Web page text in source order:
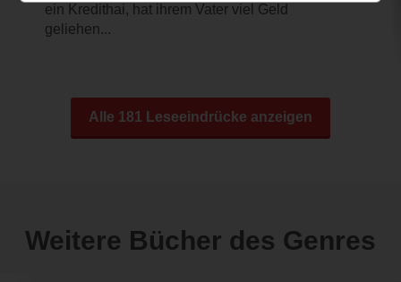
ein Kredithai, hat ihrem Vater viel Geld
geliehen...
Alle 181 Leseeindrücke anzeigen
Weitere Bücher des Genres